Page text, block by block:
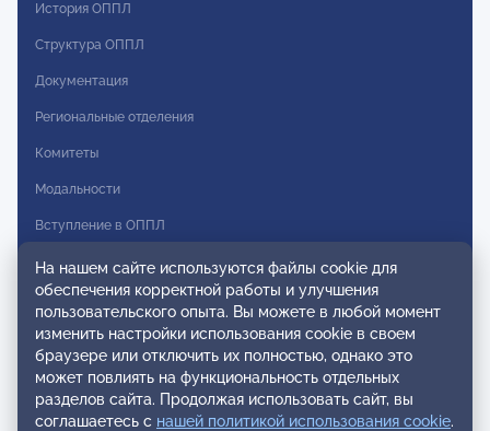
История ОППЛ
Структура ОППЛ
Документация
Региональные отделения
Комитеты
Модальности
Вступление в ОППЛ
Реестры
Реестр наблюдательных членов
Реестр консультативных членов
Реестр действительных членов
Реестр аккредитованных супервизоров
На нашем сайте используются файлы cookie для
обеспечения корректной работы и улучшения
пользовательского опыта. Вы можете в любой момент
изменить настройки использования cookie в своем
браузере или отключить их полностью, однако это
может повлиять на функциональность отдельных
разделов сайта. Продолжая использовать сайт, вы
соглашаетесь с нашей политикой использования cookie.